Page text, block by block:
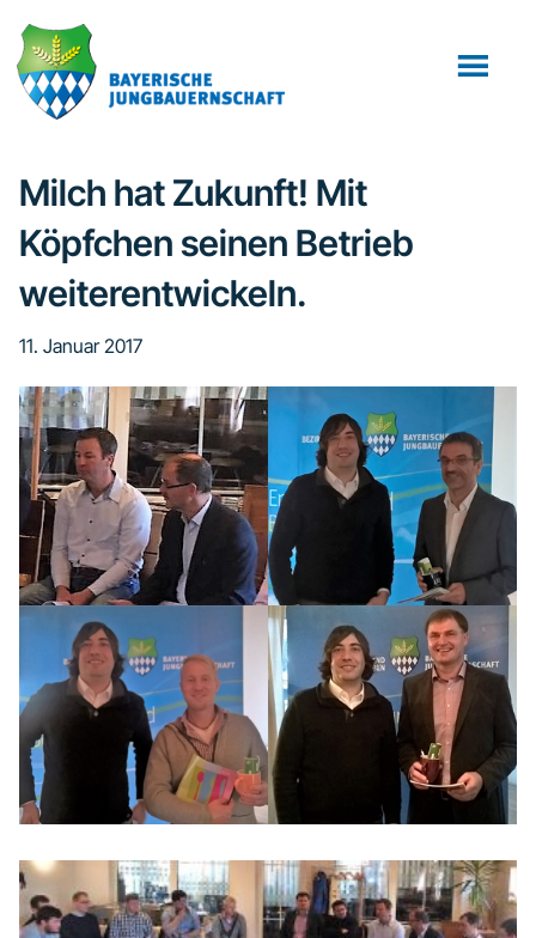
Inhalt
springen
Seitenspalte
springen
Fußzeile
springen
Milch hat Zukunft! Mit
Köpfchen seinen Betrieb
weiterentwickeln.
11. Januar 2017